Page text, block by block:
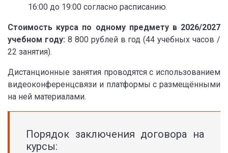
16:00 до 19:00 согласно расписанию.
Стоимость курса по одному предмету в 2026/2027
учебном году:8 800 рублей в год (44 учебных часов /
22 занятия).
Дистанционные занятия проводятся с использованием
видеоконференцсвязи и платформы с размещёнными
на ней материалами.
Порядок заключения договора на
курсы: